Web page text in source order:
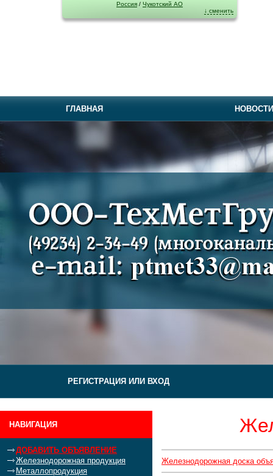
Россия / Чукотский АО
↓ сменить
ГЛАВНАЯ НОВОСТИ
РЕГИСТРАЦИЯ ИЛИ ВХОД
НАВИГАЦИЯ
ДОБАВИТЬ ОБЪЯВЛЕНИЕ
Железнодорожная продукция
Металлопродукция
Железнодорожная доска